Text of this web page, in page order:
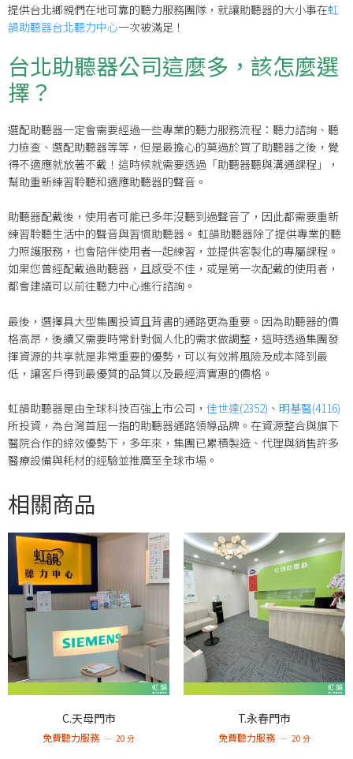
提供台北鄉親們在地可靠的聽力服務團隊，就讓助聽器的大小事在虹
韻助聽器台北聽力中心一次被滿足！
台北助聽器公司這麼多，該怎麼選
擇？
選配助聽器一定會需要經過一些專業的聽力服務流程：聽力諮詢、聽
力檢查、選配助聽器等等，但是最擔心的莫過於買了助聽器之後，覺
得不適應就放著不戴！這時候就需要透過「助聽器聽與溝通課程」，
幫助重新練習聆聽和適應助聽器的聲音。
助聽器配戴後，使用者可能已多年沒聽到過聲音了，因此都需要重新
練習聆聽生活中的聲音與習慣助聽器。 虹韻助聽器除了提供專業的聽
力照護服務，也會陪伴使用者一起練習，並提供客製化的專屬課程。
如果您曾經配戴過助聽器，且感受不佳，或是第一次配戴的使用者，
都會建議可以前往聽力中心進行諮詢。
最後，選擇具大型集團投資且背書的通路更為重要。因為助聽器的價
格高昂，後續又需要時常針對個人化的需求做調整，這時透過集團發
揮資源的共享就是非常重要的優勢，可以有效將風險及成本降到最
低，讓客戶得到最優質的品質以及最經濟實惠的價格。
虹韻助聽器是由全球科技百強上市公司， 佳世達(2352) 、 明基醫(4116)
所投資，為台灣首屈一指的助聽器通路領導品牌。在資源整合與旗下
醫院合作的綜效優勢下，多年來，集團已累積製造、代理與銷售許多
醫療設備與耗材的經驗並推廣至全球市場。
相關商品
C.天母門市
免費聽力服務 20 分
T.永春門市
免費聽力服務 20 分